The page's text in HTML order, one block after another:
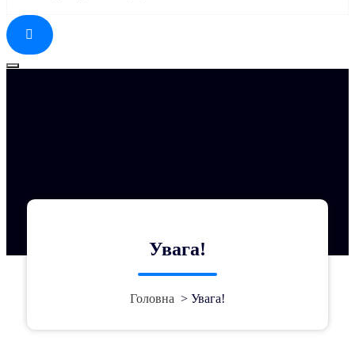
Увага!
Головна > Увага!